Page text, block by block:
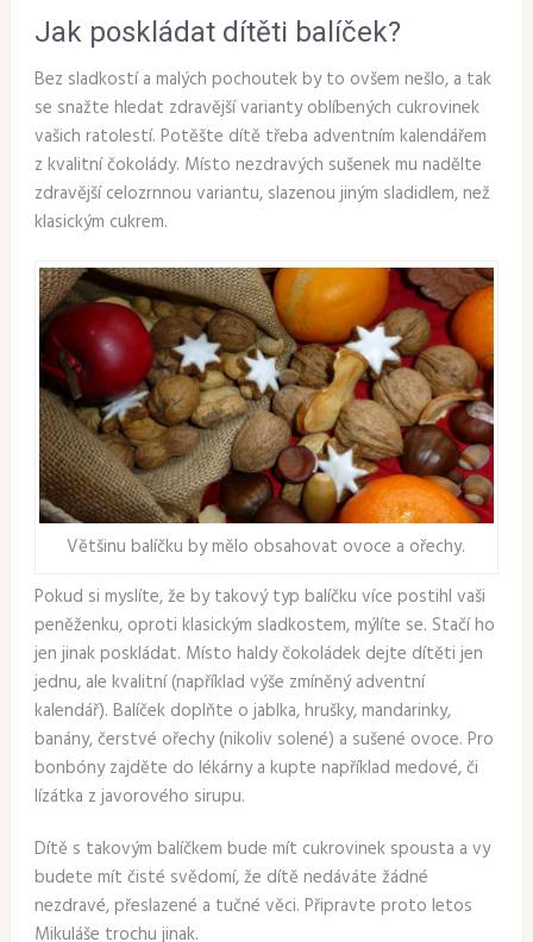
Jak poskládat dítěti balíček?
Bez sladkostí a malých pochoutek by to ovšem nešlo, a tak
se snažte hledat zdravější varianty oblíbených cukrovinek
vašich ratolestí. Potěšte dítě třeba adventním kalendářem
z kvalitní čokolády. Místo nezdravých sušenek mu nadělte
zdravější celozrnnou variantu, slazenou jiným sladidlem, než
klasickým cukrem.
Většinu balíčku by mělo obsahovat ovoce a ořechy.
Pokud si myslíte, že by takový typ balíčku více postihl vaši
peněženku, oproti klasickým sladkostem, mýlíte se. Stačí ho
jen jinak poskládat. Místo haldy čokoládek dejte dítěti jen
jednu, ale kvalitní (například výše zmíněný adventní
kalendář). Balíček doplňte o jablka, hrušky, mandarinky,
banány, čerstvé ořechy (nikoliv solené) a sušené ovoce. Pro
bonbóny zajděte do lékárny a kupte například medové, či
lízátka z javorového sirupu.
Dítě s takovým balíčkem bude mít cukrovinek spousta a vy
budete mít čisté svědomí, že dítě nedáváte žádné
nezdravé, přeslazené a tučné věci. Připravte proto letos
Mikuláše trochu jinak.